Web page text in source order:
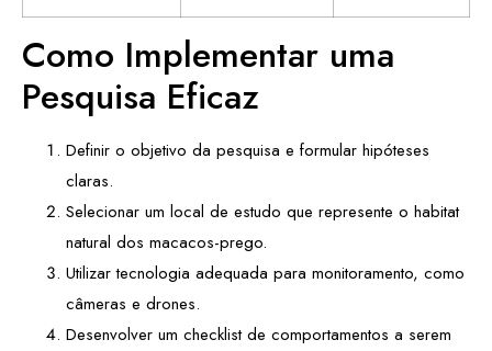
Como Implementar uma
Pesquisa Eficaz
Definir o objetivo da pesquisa e formular hipóteses
claras.
Selecionar um local de estudo que represente o habitat
natural dos macacos-prego.
Utilizar tecnologia adequada para monitoramento, como
câmeras e drones.
Desenvolver um checklist de comportamentos a serem